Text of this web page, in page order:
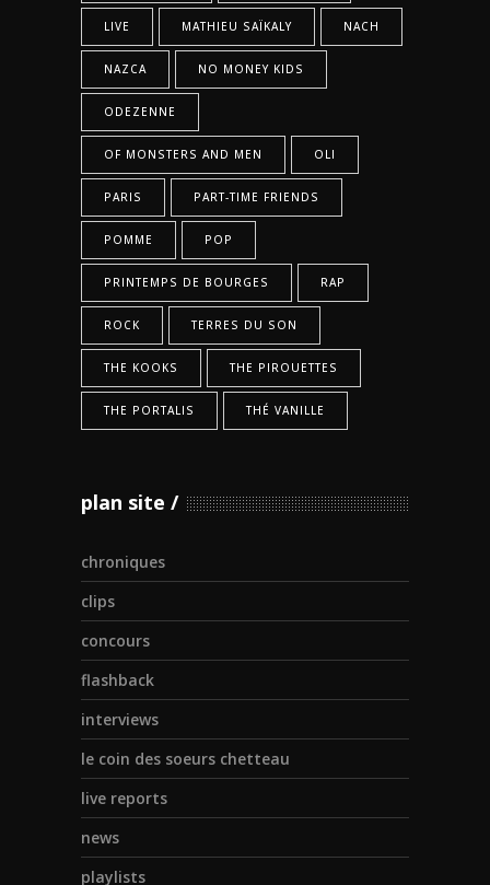
LIVE MATHIEU SAÏKALY NACH
NAZCA NO MONEY KIDS
ODEZENNE
OF MONSTERS AND MEN OLI
PARIS PART-TIME FRIENDS
POMME POP
PRINTEMPS DE BOURGES RAP
ROCK TERRES DU SON
THE KOOKS THE PIROUETTES
THE PORTALIS THÉ VANILLE
plan site
chroniques
clips
concours
flashback
interviews
le coin des soeurs chetteau
live reports
news
playlists